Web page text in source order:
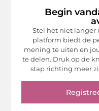
Begin
Stel het niet langer
platform biedt de
mening te uiten en
te delen. Druk op de
stap richting meer